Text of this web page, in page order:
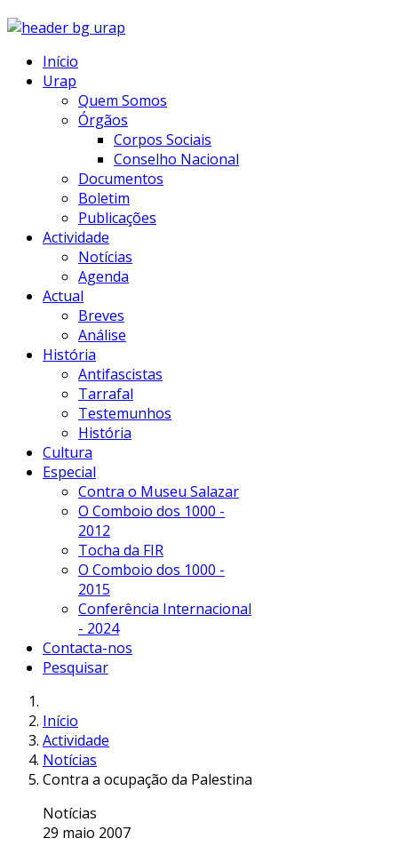
Início
Urap
Quem Somos
Órgãos
Corpos Sociais
Conselho Nacional
Documentos
Boletim
Publicações
Actividade
Notícias
Agenda
Actual
Breves
Análise
História
Antifascistas
Tarrafal
Testemunhos
História
Cultura
Especial
Contra o Museu Salazar
O Comboio dos 1000 -
2012
Tocha da FIR
O Comboio dos 1000 -
2015
Conferência Internacional
- 2024
Contacta-nos
Pesquisar
Início
Actividade
Notícias
Contra a ocupação da Palestina
Notícias
29 maio 2007